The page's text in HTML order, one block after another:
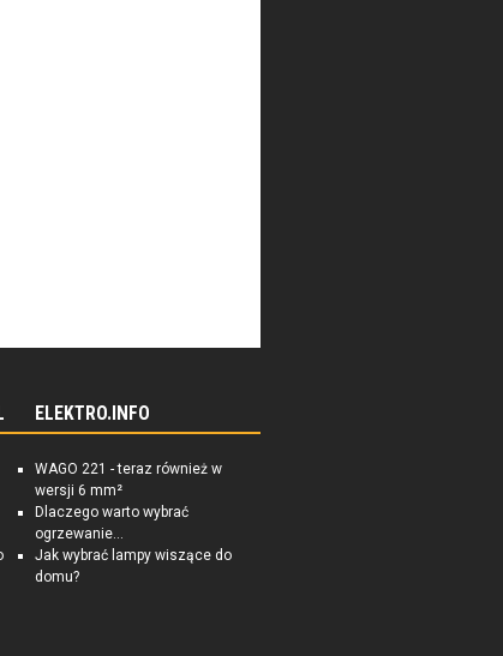
ELEKTRO.INFO
WAGO 221 - teraz również w
wersji 6 mm²
Dlaczego warto wybrać
ogrzewanie...
Jak wybrać lampy wiszące do
domu?